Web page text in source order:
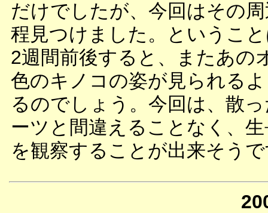
だけでしたが、今回はその
程見つけました。というこ
2週間前後すると、またあの
色のキノコの姿が見られる
るのでしょう。今回は、散
ーツと間違えることなく、
を観察することが出来そう